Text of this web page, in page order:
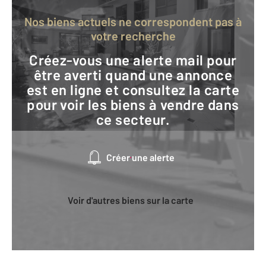
Nos biens actuels ne correspondent pas à
votre recherche
Créez-vous une alerte mail pour
être averti quand une annonce
est en ligne et consultez la carte
pour voir les biens à vendre dans
ce secteur.
Créer une alerte
Voir d'autres biens sur la carte